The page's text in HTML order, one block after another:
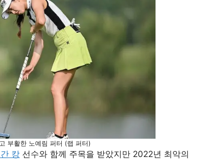
부활한 노예림 퍼터 (랩 퍼터)
캉 선수와 함께 주목을 받았지만 2022년 최악의